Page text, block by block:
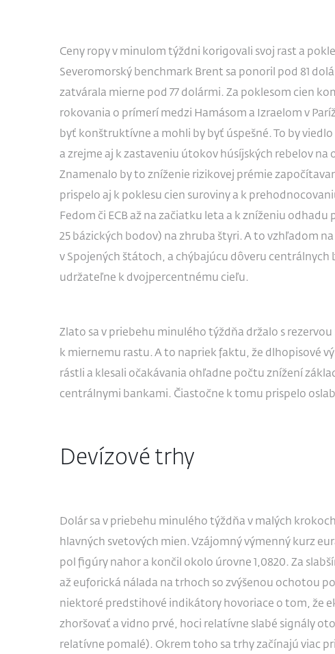
Ceny ropy v minulom týždni korigovali svoj rast a
Severomorský benchmark Brent sa ponoril pod 81
zatvárala mierne pod 77 dolármi. Za poklesom cien
rokovania o prímerí medzi Hamásom a Izraelom v
byť konštruktívne a mohli by byť úspešné. To by
a zrejme aj k zastaveniu útokov húsíjských rebelov na
Znamenalo by to zníženie rizikovej prémie
prispelo aj k poklesu cien suroviny a k
Fedom či ECB až na začiatku leta a k zníženiu
25 bázických bodov) na zhruba štyri. A to vzhľadom
v Spojených štátoch, a chýbajúcu dôveru centrálnych
udržateľne k dvojpercentnému cieľu.
Zlato sa v priebehu minulého týždňa držalo s
k miernemu rastu. A to napriek faktu, že dlhopisové
rástli a klesali očakávania ohľadne počtu znížení
centrálnymi bankami. Čiastočne k tomu prispelo
Devízové trhy
Dolár sa v priebehu minulého týždňa v malých
hlavných svetových mien. Vzájomný výmenný kurz
pol figúry nahor a končil okolo úrovne 1,0820. Za
až euforická nálada na trhoch so zvýšenou ochotou
niektoré predstihové indikátory hovoriace o tom, že
zhoršovať a vidno prvé, hoci relatívne slabé signály
relatívne pomalé). Okrem toho sa trhy začínajú viac